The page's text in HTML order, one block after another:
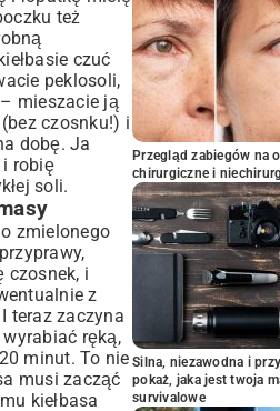
też
czuć
peklosoli,
mieszacie ją
czosnku!) i
dobę. Ja
robię
soli.
zmielonego
czosnek, i
z
teraz zaczyna
ręką,
minut. To nie
musi zacząć
kiełbasa
Przegląd zabiegów na
chirurgiczne i
Silna, niezawodna i
pokaż, jaka jest twoja
survivalowe